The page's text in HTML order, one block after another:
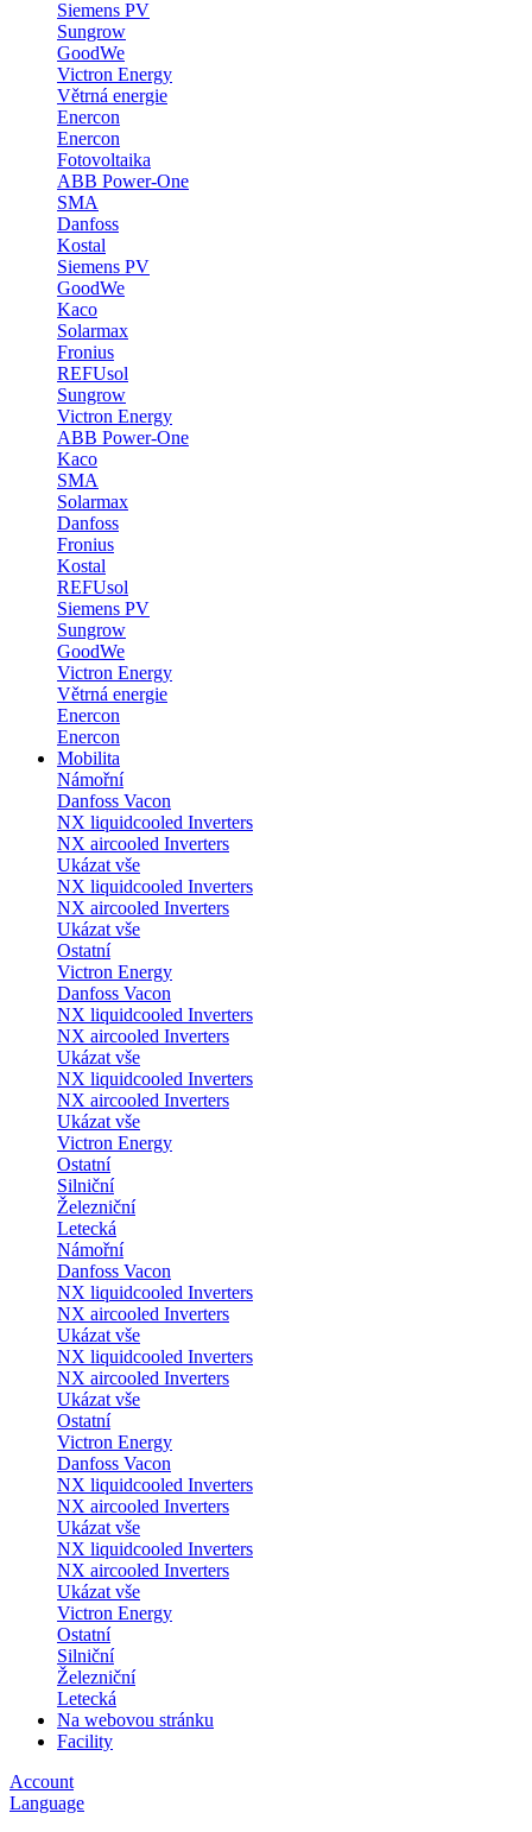
Siemens PV
Sungrow
GoodWe
Victron Energy
Větrná energie
Enercon
Enercon
Fotovoltaika
ABB Power-One
SMA
Danfoss
Kostal
Siemens PV
GoodWe
Kaco
Solarmax
Fronius
REFUsol
Sungrow
Victron Energy
ABB Power-One
Kaco
SMA
Solarmax
Danfoss
Fronius
Kostal
REFUsol
Siemens PV
Sungrow
GoodWe
Victron Energy
Větrná energie
Enercon
Enercon
Mobilita
Námořní
Danfoss Vacon
NX liquidcooled Inverters
NX aircooled Inverters
Ukázat vše
NX liquidcooled Inverters
NX aircooled Inverters
Ukázat vše
Ostatní
Victron Energy
Danfoss Vacon
NX liquidcooled Inverters
NX aircooled Inverters
Ukázat vše
NX liquidcooled Inverters
NX aircooled Inverters
Ukázat vše
Victron Energy
Ostatní
Silniční
Železniční
Letecká
Námořní
Danfoss Vacon
NX liquidcooled Inverters
NX aircooled Inverters
Ukázat vše
NX liquidcooled Inverters
NX aircooled Inverters
Ukázat vše
Ostatní
Victron Energy
Danfoss Vacon
NX liquidcooled Inverters
NX aircooled Inverters
Ukázat vše
NX liquidcooled Inverters
NX aircooled Inverters
Ukázat vše
Victron Energy
Ostatní
Silniční
Železniční
Letecká
Na webovou stránku
Facility
Account
Language